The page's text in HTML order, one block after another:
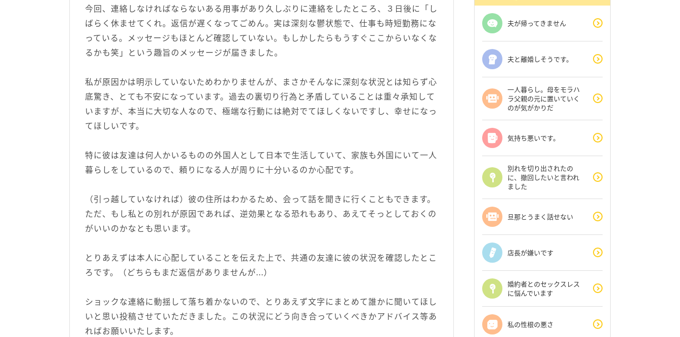
今回、連絡しなければならないある用事があり久しぶりに連絡をしたところ、３日後に「し
ばらく休ませてくれ。返信が遅くなってごめん。実は深刻な鬱状態で、仕事も時短勤務にな
っている。メッセージもほとんど確認していない。もしかしたらもうすぐここからいなくな
るかも笑」という趣旨のメッセージが届きました。
私が原因かは明示していないためわかりませんが、まさかそんなに深刻な状況とは知らず心
底驚き、とても不安になっています。過去の裏切り行為と矛盾していることは重々承知して
いますが、本当に大切な人なので、極端な行動には絶対でてほしくないですし、幸せになっ
てほしいです。
特に彼は友達は何人かいるものの外国人として日本で生活していて、家族も外国にいて一人
暮らしをしているので、頼りになる人が周りに十分いるのか心配です。
（引っ越していなければ）彼の住所はわかるため、会って話を聞きに行くこともできます。
ただ、もし私との別れが原因であれば、逆効果となる恐れもあり、あえてそっとしておくの
がいいのかなとも思います。
とりあえずは本人に心配していることを伝えた上で、共通の友達に彼の状況を確認したとこ
ろです。（どちらもまだ返信がありませんが...）
ショックな連絡に動揺して落ち着かないので、とりあえず文字にまとめて誰かに聞いてほし
いと思い投稿させていただきました。この状況にどう向き合っていくべきかアドバイス等あ
ればお願いいたします。
夫が帰ってきません
夫と離婚しそうです。
一人暮らし。母をモラハ
ラ父親の元に置いていく
のが気がかりだ
気持ち悪いです。
別れを切り出されたの
に、撤回したいと言われ
ました
旦那とうまく話せない
店長が嫌いです
婚約者とのセックスレス
に悩んでいます
私の性根の悪さ